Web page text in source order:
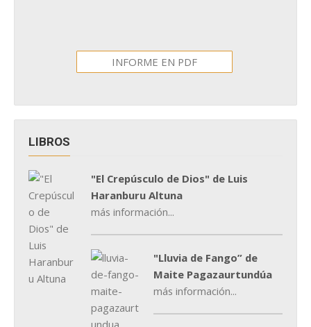
INFORME EN PDF
LIBROS
"El Crepúsculo de Dios" de Luis
Haranburu Altuna
más información...
"Lluvia de Fango” de
Maite Pagazaurtundúa
más información...